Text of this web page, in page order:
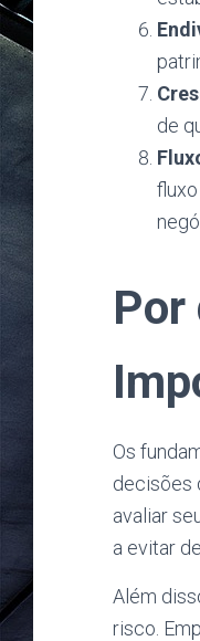
de
Por
Os
decisões
avaliar
a evitar
Além
risco.